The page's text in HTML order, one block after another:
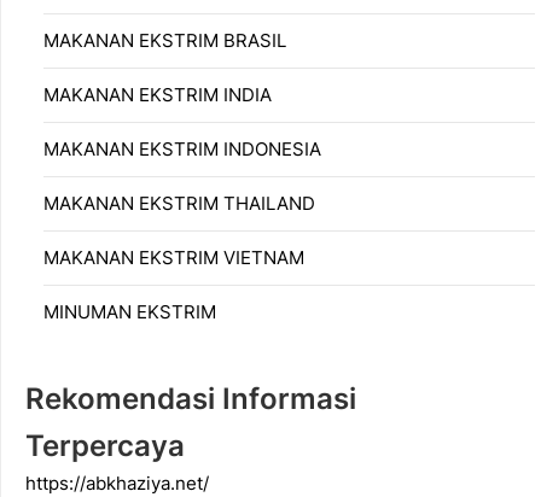
MAKANAN EKSTRIM BRASIL
MAKANAN EKSTRIM INDIA
MAKANAN EKSTRIM INDONESIA
MAKANAN EKSTRIM THAILAND
MAKANAN EKSTRIM VIETNAM
MINUMAN EKSTRIM
Rekomendasi Informasi
Terpercaya
https://abkhaziya.net/